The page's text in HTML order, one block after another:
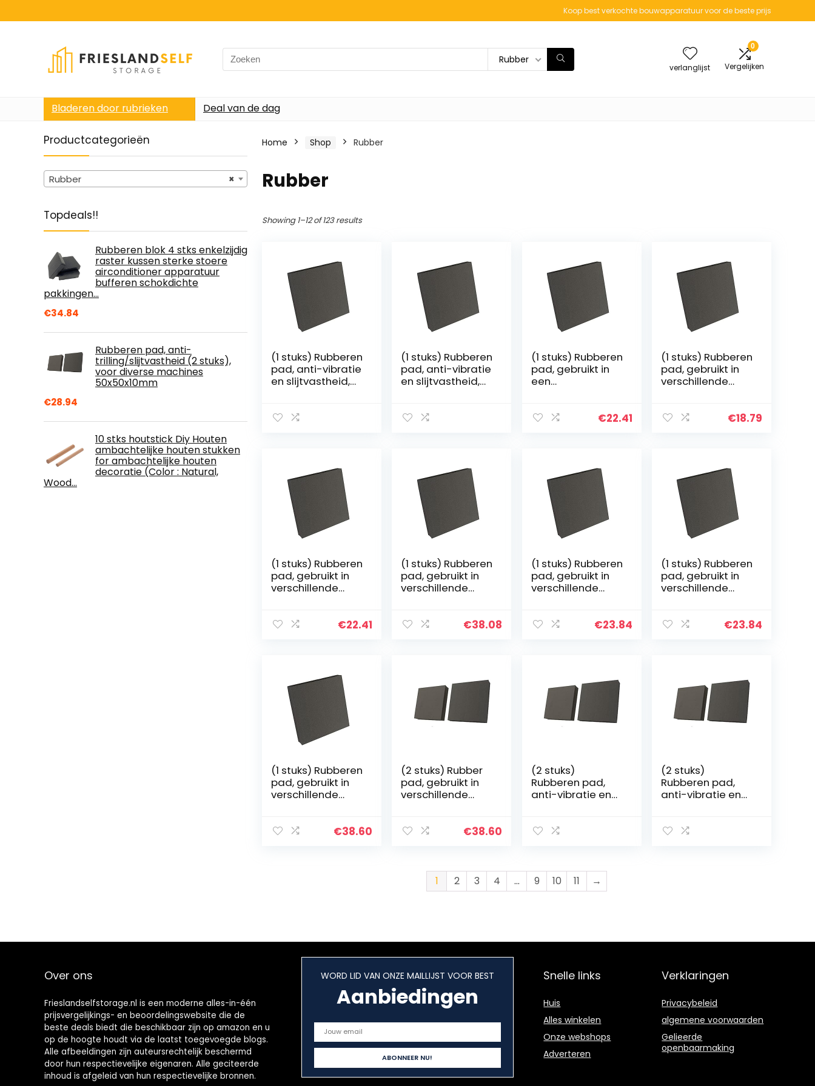
Koop best verkochte bouwapparatuur voor de beste prijs
Search
for:
Rubber
verlanglijst
0
Vergelijken
Bladeren door rubrieken Deal van de dag
Productcategorieën
×
Rubber
Topdeals!!
Rubberen blok 4 stks enkelzijdig
raster kussen sterke stoere
airconditioner apparatuur
bufferen schokdichte
pakkingen…
€34.84
Rubberen pad, anti-
trilling/slijtvastheid (2 stuks),
voor diverse machines
50x50x10mm
€28.94
10 stks houtstick Diy Houten
ambachtelijke houten stukken
for ambachtelijke houten
decoratie (Color : Natural,
Wood…
Home Shop Rubber
Rubber
Showing 1–12 of 123 results
(1 stuks) Rubberen
pad, anti-vibratie
en slijtvastheid,
(1 stuks) Rubberen
pad, anti-vibratie
en slijtvastheid,
(1 stuks) Rubberen
pad, gebruikt in
een
100x100x25mm
€22.41
(1 stuks) Rubberen
pad, gebruikt in
verschillende
€18.79
(1 stuks) Rubberen
pad, gebruikt in
verschillende
€22.41
(1 stuks) Rubberen
pad, gebruikt in
verschillende
€38.08
(1 stuks) Rubberen
pad, gebruikt in
verschillende
€23.84
(1 stuks) Rubberen
pad, gebruikt in
verschillende
€23.84
(1 stuks) Rubberen
pad, gebruikt in
verschillende
€38.60
(2 stuks) Rubber
pad, gebruikt in
verschillende
€38.60
(2 stuks)
Rubberen pad,
anti-vibratie en
(2 stuks)
Rubberen pad,
anti-vibratie en
1 2 3 4 … 9 10 11 →
Over ons
Frieslandselfstorage.nl is een moderne alles-in-één
prijsvergelijkings- en beoordelingswebsite die de
beste deals biedt die beschikbaar zijn op amazon en u
op de hoogte houdt via de laatst toegevoegde blogs.
Alle afbeeldingen zijn auteursrechtelijk beschermd
door hun respectievelijke eigenaren. Alle geciteerde
inhoud is afgeleid van hun respectievelijke bronnen.
WORD LID VAN ONZE MAILLIJST VOOR BEST
Aanbiedingen
Snelle links
Huis
Alles winkelen
Onze webshops
Adverteren
Verklaringen
Privacybeleid
algemene voorwaarden
Gelieerde
openbaarmaking